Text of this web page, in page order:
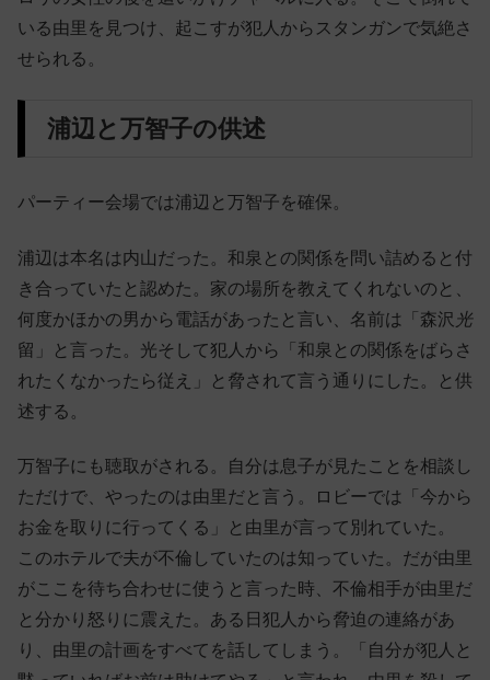
いる由里を見つけ、起こすが犯人からスタンガンで気絶さ
せられる。
浦辺と万智子の供述
パーティー会場では浦辺と万智子を確保。
浦辺は本名は内山だった。和泉との関係を問い詰めると付
き合っていたと認めた。家の場所を教えてくれないのと、
何度かほかの男から電話があったと言い、名前は「森沢 光
留」と言った。光そして犯人から「和泉との関係をばらさ
れたくなかったら従え」と脅されて言う通りにした。と供
述する。
万智子にも聴取がされる。自分は息子が見たことを相談し
ただけで、やったのは由里だと言う。ロビーでは「今から
お金を取りに行ってくる」と由里が言って別れていた。
このホテルで夫が不倫していたのは知っていた。だが由里
がここを待ち合わせに使うと言った時、不倫相手が由里だ
と分かり怒りに震えた。ある日犯人から脅迫の連絡があ
り、由里の計画をすべてを話してしまう。「自分が犯人と